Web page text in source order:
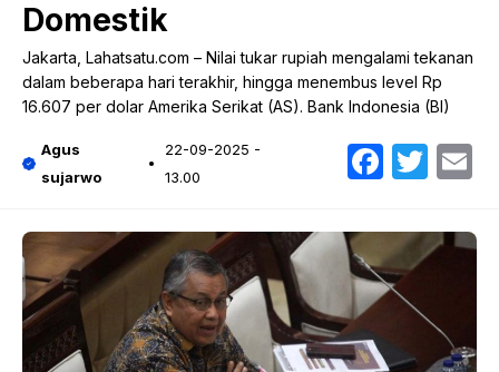
Domestik
Jakarta, Lahatsatu.com – Nilai tukar rupiah mengalami tekanan
dalam beberapa hari terakhir, hingga menembus level Rp
16.607 per dolar Amerika Serikat (AS). Bank Indonesia (BI)
Agus
sujarwo
22-09-2025 -
13.00